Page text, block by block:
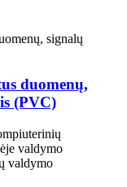
duomenų,
(PVC)
valdymo
valdymo